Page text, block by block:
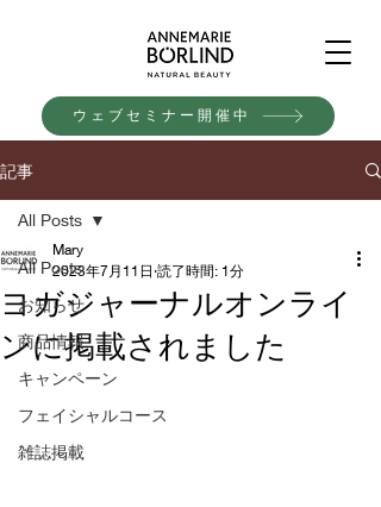
ウェブセミナー開催中
記事
All Posts
お知らせ
商品情報
キャンペーン
フェイシャルコース
雑誌掲載
All Posts
ヨガジャーナルオンライ
ンに掲載されました
Mary
2023年7月11日 読了時間: 1分